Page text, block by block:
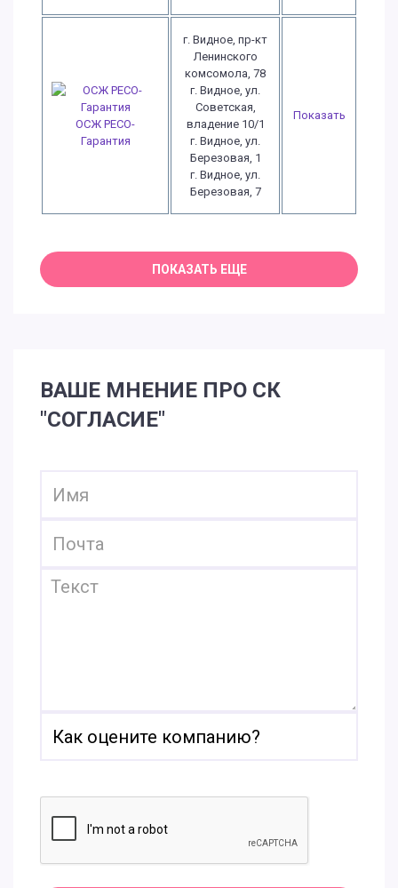
ОСЖ РЕСО-
Гарантия
г. Видное, пр-кт
Ленинского
комсомола, 78
г. Видное, ул.
Советская,
владение 10/1
г. Видное, ул.
Березовая, 1
г. Видное, ул.
Березовая, 7
Показать
ВАШЕ МНЕНИЕ ПРО СК
"СОГЛАСИЕ"